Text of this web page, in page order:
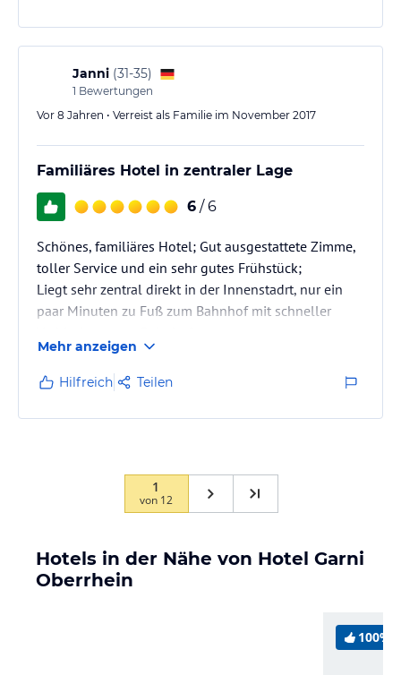
Janni (31-35)
1 Bewertungen
Vor 8 Jahren • Verreist als Familie im November 2017
Familiäres Hotel in zentraler Lage
6 / 6
Schönes, familiäres Hotel; Gut ausgestattete Zimme,
toller Service und ein sehr gutes Frühstück;
Liegt sehr zentral direkt in der Innenstadrt, nur ein
paar Minuten zu Fuß zum Bahnhof mit schneller
Mehr anzeigen
Hilfreich Teilen
1
von 12
Hotels in der Nähe von Hotel Garni
Oberrhein
100%